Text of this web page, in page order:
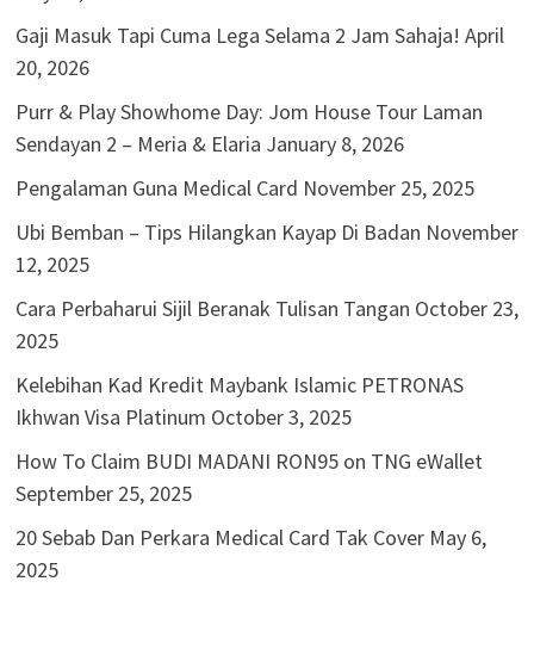
Gaji Masuk Tapi Cuma Lega Selama 2 Jam Sahaja! April
20, 2026
Purr & Play Showhome Day: Jom House Tour Laman
Sendayan 2 – Meria & Elaria January 8, 2026
Pengalaman Guna Medical Card November 25, 2025
Ubi Bemban – Tips Hilangkan Kayap Di Badan November
12, 2025
Cara Perbaharui Sijil Beranak Tulisan Tangan October 23,
2025
Kelebihan Kad Kredit Maybank Islamic PETRONAS
Ikhwan Visa Platinum October 3, 2025
How To Claim BUDI MADANI RON95 on TNG eWallet
September 25, 2025
20 Sebab Dan Perkara Medical Card Tak Cover May 6,
2025